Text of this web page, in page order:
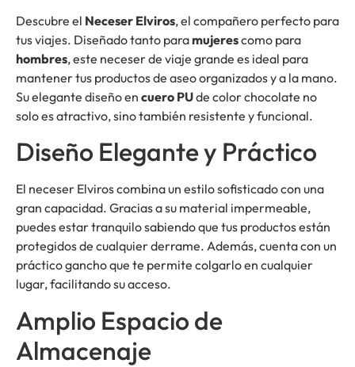
Descubre el Neceser Elviros, el compañero perfecto para
tus viajes. Diseñado tanto paramujerescomo para
hombres, este neceser de viaje grande es ideal para
mantener tus productos de aseo organizados y a la mano.
Su elegante diseño en cuero PUde color chocolate no
solo es atractivo, sino también resistente y funcional.
Diseño Elegante y Práctico
El neceser Elviros combina un estilo sofisticado con una
gran capacidad. Gracias a su material impermeable,
puedes estar tranquilo sabiendo que tus productos están
protegidos de cualquier derrame. Además, cuenta con un
práctico gancho que te permite colgarlo en cualquier
lugar, facilitando su acceso.
Amplio Espacio de
Almacenaje